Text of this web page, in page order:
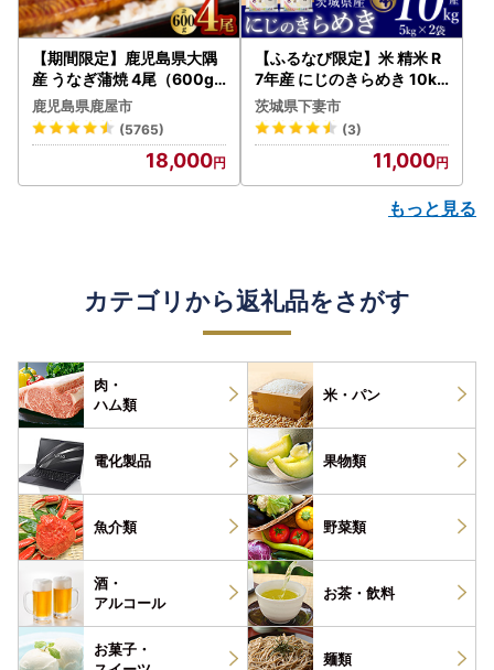
【期間限定】鹿児島県大隅
産 うなぎ蒲焼 4尾（600g
） KN007-004-04-cp18
うなぎ 鰻 魚 惣菜 総菜
鹿児島県鹿屋市
(5765)
18,000
【ふるなび限定】米 精米 R
7年産 にじのきらめき 10kg
10月 FN-Limited-PR
茨城県下妻市
(3)
11,000
もっと見る
カテゴリから返礼品をさがす
肉・
ハム類
米・パン
電化製品 果物類
魚介類 野菜類
酒・
アルコール
お茶・ 飲料
お菓子・
麺類